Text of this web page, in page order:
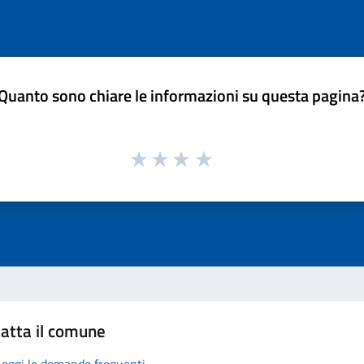
sono chiare le informazioni su questa
il comune